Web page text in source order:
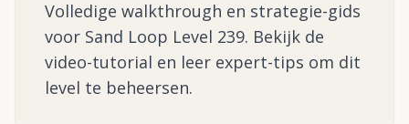
Volledige walkthrough en strategie-gids
voor Sand Loop Level 239. Bekijk de
video-tutorial en leer expert-tips om dit
level te beheersen.